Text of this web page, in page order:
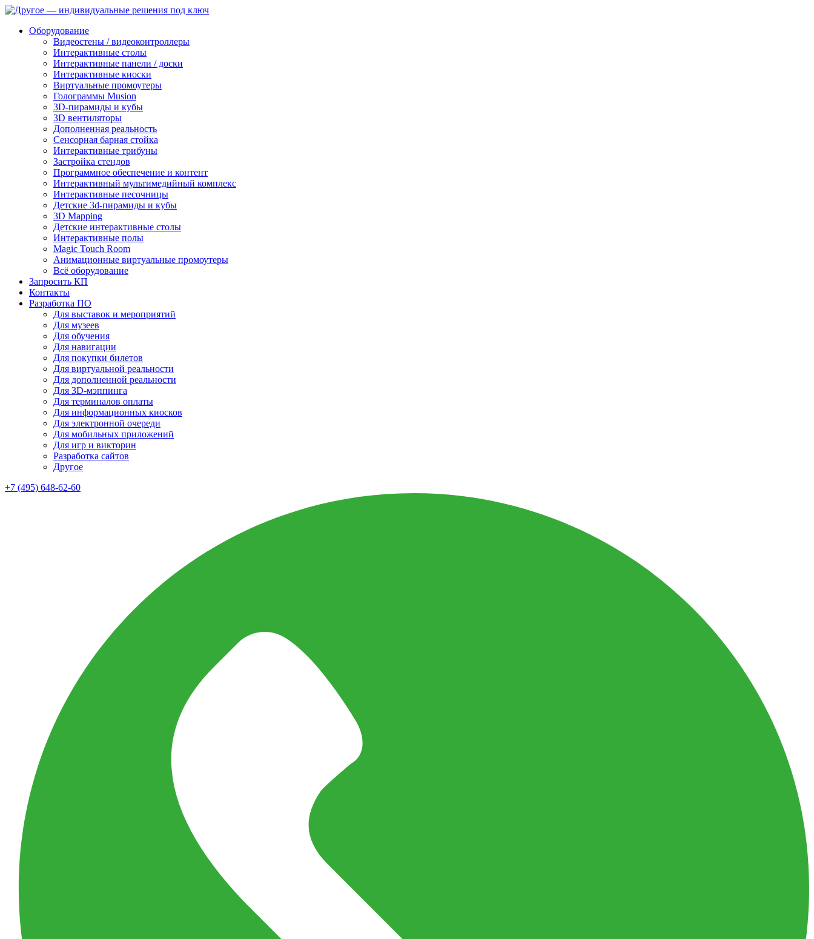
Оборудование
Видеостены / видеоконтроллеры
Интерактивные столы
Интерактивные панели / доски
Интерактивные киоски
Виртуальные промоутеры
Голограммы Musion
3D-пирамиды и кубы
3D вентиляторы
Дополненная реальность
Сенсорная барная стойка
Интерактивные трибуны
Застройка стендов
Программное обеспечение и контент
Интерактивный мультимедийный комплекс
Интерактивные песочницы
Детские 3d-пирамиды и кубы
3D Mapping
Детские интерактивные столы
Интерактивные полы
Magic Touch Room
Анимационные виртуальные промоутеры
Всё оборудование
Запросить КП
Контакты
Разработка ПО
Для выставок и мероприятий
Для музеев
Для обучения
Для навигации
Для покупки билетов
Для виртуальной реальности
Для дополненной реальности
Для 3D-мэппинга
Для терминалов оплаты
Для информационных киосков
Для электронной очереди
Для мобильных приложений
Для игр и викторин
Разработка сайтов
Другое
+7 (495) 648-62-60